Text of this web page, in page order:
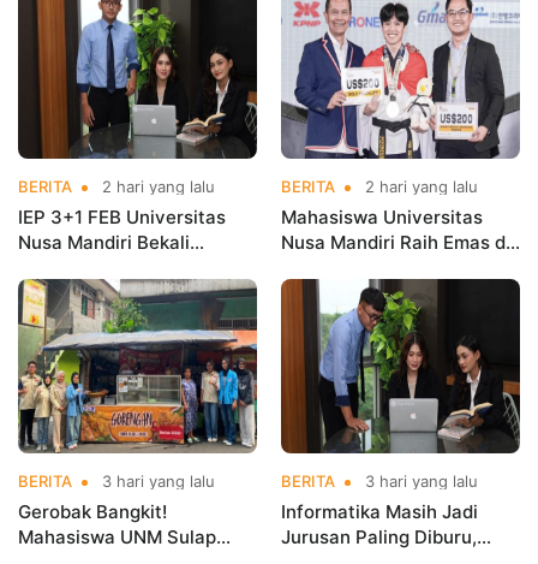
Taekwondo
BERITA 2 hari yang lalu
IEP 3+1 FEB Universitas
Nusa Mandiri Bekali
Kerja Sebelum Lulus
BERITA 2 hari yang lalu
Mahasiswa Universitas
Nusa Mandiri Raih Emas di
Indonesia Open
Championships 2026
BERITA 3 hari yang lalu
Gerobak Bangkit!
Mahasiswa UNM Sulap
BERITA 3 hari yang lalu
Informatika Masih Jadi
Jurusan Paling Diburu,